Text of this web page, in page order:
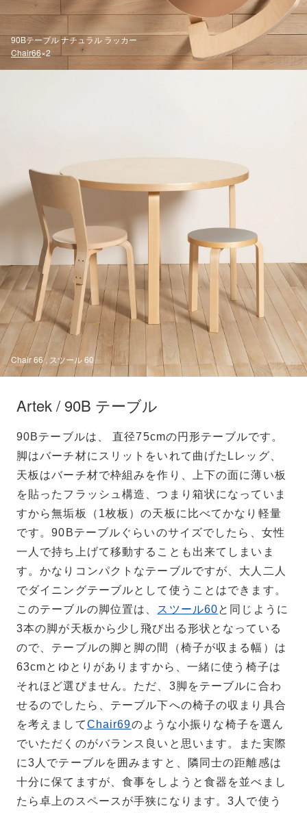
90Bテーブル ナチュラル ラッカー
Chair66×2
Chair 66 , Chair 66
Artek / 90B テーブル
90Bテーブルは、 直径75cmの円形テーブルです。
脚はバーチ材にスリットをいれて曲げたLレッグ、
天板はバーチ材で枠組みを作り、上下の面に薄い板
を貼ったフラッシュ構造、つまり箱状になっていま
すから無垢板（1枚板）の天板に比べてかなり軽量
です。90Bテーブルぐらいのサイズでしたら、女性
一人で持ち上げて移動することも出来てしまいま
す。かなりコンパクトなテーブルですが、大人二人
でダイニングテーブルとして使うことはできます。
このテーブルの脚位置は、 スツール60と同じように
3本の脚が天板から少し飛び出る形状となっている
ので、テーブルの脚と脚の間（椅子が収まる幅）は
63cmとゆとりがありますから、一緒に使う椅子は
それほど選びません。ただ、3脚をテーブルに合わ
せるのでしたら、テーブル下への椅子の収まり具合
を考えましてChair69のような小振りな椅子を選ん
でいただくのがバランス良いと思います。また実際
に3人でテーブルを囲みますと、隣同士の距離感は
十分に保てますが、食事をしようと食器を並べまし
たら卓上のスペースが手狭になります。3人で使う